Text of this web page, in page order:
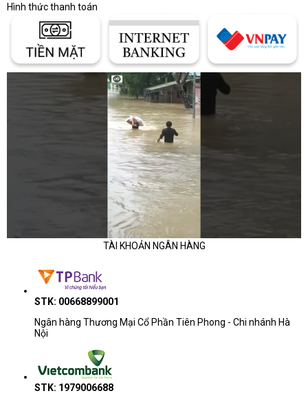
Hình thức thanh toán
TÀI KHOẢN NGÂN HÀNG
STK: 00668899001
Ngân hàng Thương Mại Cổ Phần Tiên Phong - Chi nhánh Hà
Nội
STK: 1979006688